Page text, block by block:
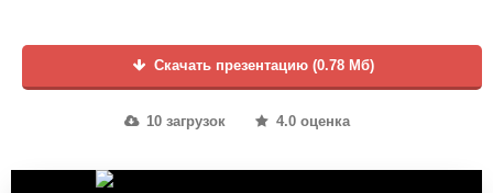
Скачать презентацию (0.78 Мб)
10 загрузок 4.0 оценка